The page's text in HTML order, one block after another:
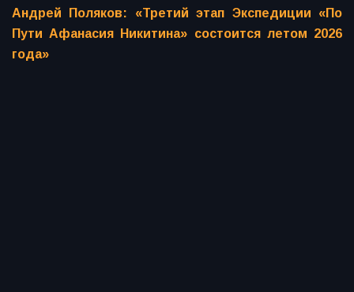
Андрей Поляков: «Третий этап Экспедиции «По
Пути Афанасия Никитина» состоится летом 2026
года»